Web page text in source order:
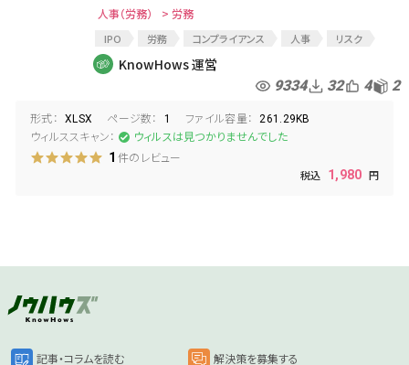
人事（労務） > 労務
IPO 労務 コンプライアンス 人事
リスク
労務管理
リスク管理
リスク回避
労務リスク
IPO手続き
KnowHows 運営
9334 32 4 2
形式： XLSX ページ数： 1 ファイル容量： 261.29KB
ウィルススキャン： ウィルスは見つかりませんでした
1 件のレビュー
1,980
記事・コラムを読む 解決策を募集する